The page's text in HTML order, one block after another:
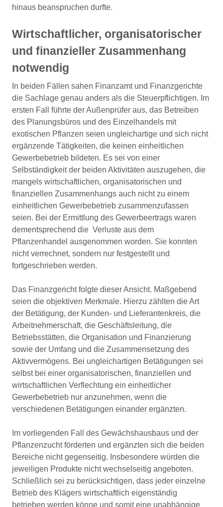
hinaus beanspruchen durfte.
Wirtschaftlicher, organisatorischer
und finanzieller Zusammenhang
notwendig
In beiden Fällen sahen Finanzamt und Finanzgerichte
die Sachlage genau anders als die Steuerpflichtigen. Im
ersten Fall führte der Außenprüfer aus, das Betreiben
des Planungsbüros und des Einzelhandels mit
exotischen Pflanzen seien ungleichartige und sich nicht
ergänzende Tätigkeiten, die keinen einheitlichen
Gewerbebetrieb bildeten. Es sei von einer
Selbständigkeit der beiden Aktivitäten auszugehen, die
mangels wirtschaftlichen, organisatorischen und
finanziellen Zusammenhangs auch nicht zu einem
einheitlichen Gewerbebetrieb zusammenzufassen
seien. Bei der Ermittlung des Gewerbeertrags waren
dementsprechend die Verluste aus dem
Pflanzenhandel ausgenommen worden. Sie konnten
nicht verrechnet, sondern nur festgestellt und
fortgeschrieben werden.
Das Finanzgericht folgte dieser Ansicht. Maßgebend
seien die objektiven Merkmale. Hierzu zählten die Art
der Betätigung, der Kunden- und Lieferantenkreis, die
Arbeitnehmerschaft, die Geschäftsleitung, die
Betriebsstätten, die Organisation und Finanzierung
sowie der Umfang und die Zusammensetzung des
Aktivvermögens. Bei ungleichartigen Betätigungen sei
selbst bei einer organisatorischen, finanziellen und
wirtschaftlichen Verflechtung ein einheitlicher
Gewerbebetrieb nur anzunehmen, wenn die
verschiedenen Betätigungen einander ergänzten.
Im vorliegenden Fall des Gewächshausbaus und der
Pflanzenzucht förderten und ergänzten sich die beiden
Bereiche nicht gegenseitig. Insbesondere würden die
jeweiligen Produkte nicht wechselseitig angeboten.
Schließlich sei zu berücksichtigen, dass jeder einzelne
Betrieb des Klägers wirtschaftlich eigenständig
betrieben werden könne und somit eine unabhängige